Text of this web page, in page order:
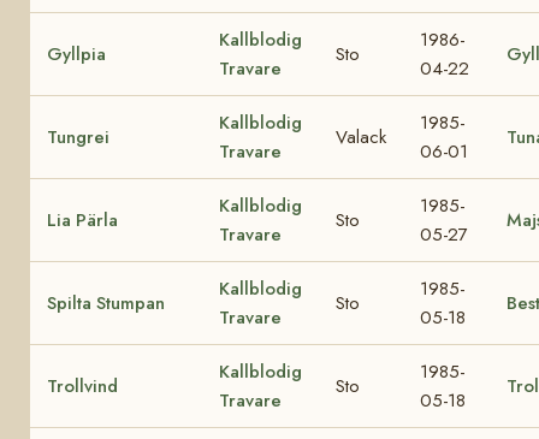
Gyllpia
Kallblodig
Travare
Sto
1986-
04-22
Tungrei
Kallblodig
Travare
Valack
1985-
06-01
Lia Pärla
Kallblodig
Travare
Sto
1985-
05-27
Spilta Stumpan
Kallblodig
Travare
Sto
1985-
05-18
Trollvind
Kallblodig
Travare
Sto
1985-
05-18